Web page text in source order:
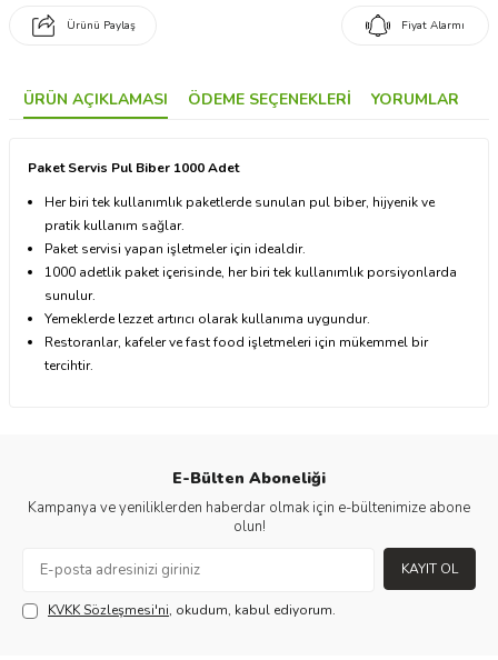
Ürünü Paylaş Fiyat Alarmı
ÜRÜN AÇIKLAMASI ÖDEME SEÇENEKLERI YORUMLAR
Paket Servis Pul Biber 1000 Adet
Her biri tek kullanımlık paketlerde sunulan pul biber, hijyenik ve
pratik kullanım sağlar.
Paket servisi yapan işletmeler için idealdir.
1000 adetlik paket içerisinde, her biri tek kullanımlık porsiyonlarda
sunulur.
Yemeklerde lezzet artırıcı olarak kullanıma uygundur.
Restoranlar, kafeler ve fast food işletmeleri için mükemmel bir
tercihtir.
E-Bülten Aboneliği
Kampanya ve yeniliklerden haberdar olmak için e-bültenimize abone
olun!
KAYIT OL
KVKK Sözleşmesi'ni, okudum, kabul ediyorum.